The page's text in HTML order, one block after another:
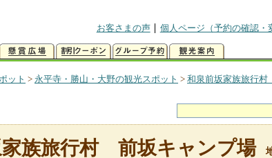
お客さまの声
個人ページ（予約の確認・
ット > 永平寺・勝山・大野の観光スポット > 和泉前坂家族旅行
家族旅行村 前坂キャンプ場